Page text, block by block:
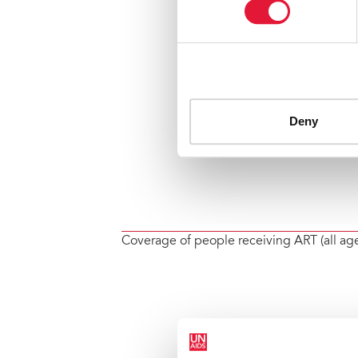
Coverage of people receiving ART (all